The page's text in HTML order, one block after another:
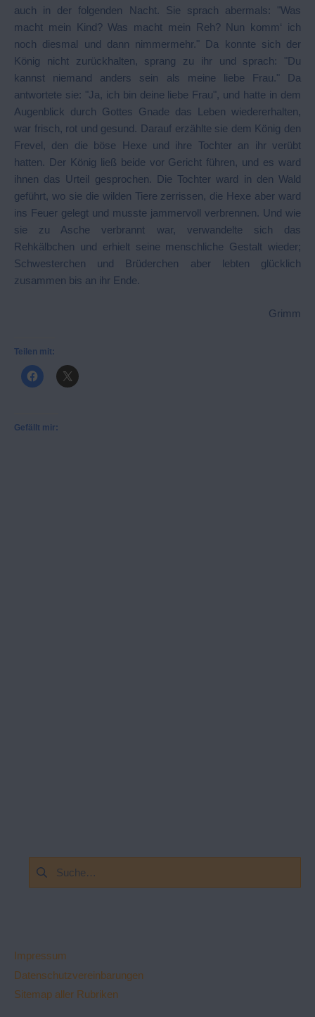
auch in der folgenden Nacht. Sie sprach abermals: "Was
macht mein Kind? Was macht mein Reh? Nun komm‘ ich
noch diesmal und dann nimmermehr." Da konnte sich der
König nicht zurückhalten, sprang zu ihr und sprach: "Du
kannst niemand anders sein als meine liebe Frau." Da
antwortete sie: "Ja, ich bin deine liebe Frau", und hatte in dem
Augenblick durch Gottes Gnade das Leben wiedererhalten,
war frisch, rot und gesund. Darauf erzählte sie dem König den
Frevel, den die böse Hexe und ihre Tochter an ihr verübt
hatten. Der König ließ beide vor Gericht führen, und es ward
ihnen das Urteil gesprochen. Die Tochter ward in den Wald
geführt, wo sie die wilden Tiere zerrissen, die Hexe aber ward
ins Feuer gelegt und musste jammervoll verbrennen. Und wie
sie zu Asche verbrannt war, verwandelte sich das
Rehkälbchen und erhielt seine menschliche Gestalt wieder;
Schwesterchen und Brüderchen aber lebten glücklich
zusammen bis an ihr Ende.
Grimm
Teilen mit:
Gefällt mir:
Suchen
nach:
Impressum
Datenschutzvereinbarungen
Sitemap aller Rubriken